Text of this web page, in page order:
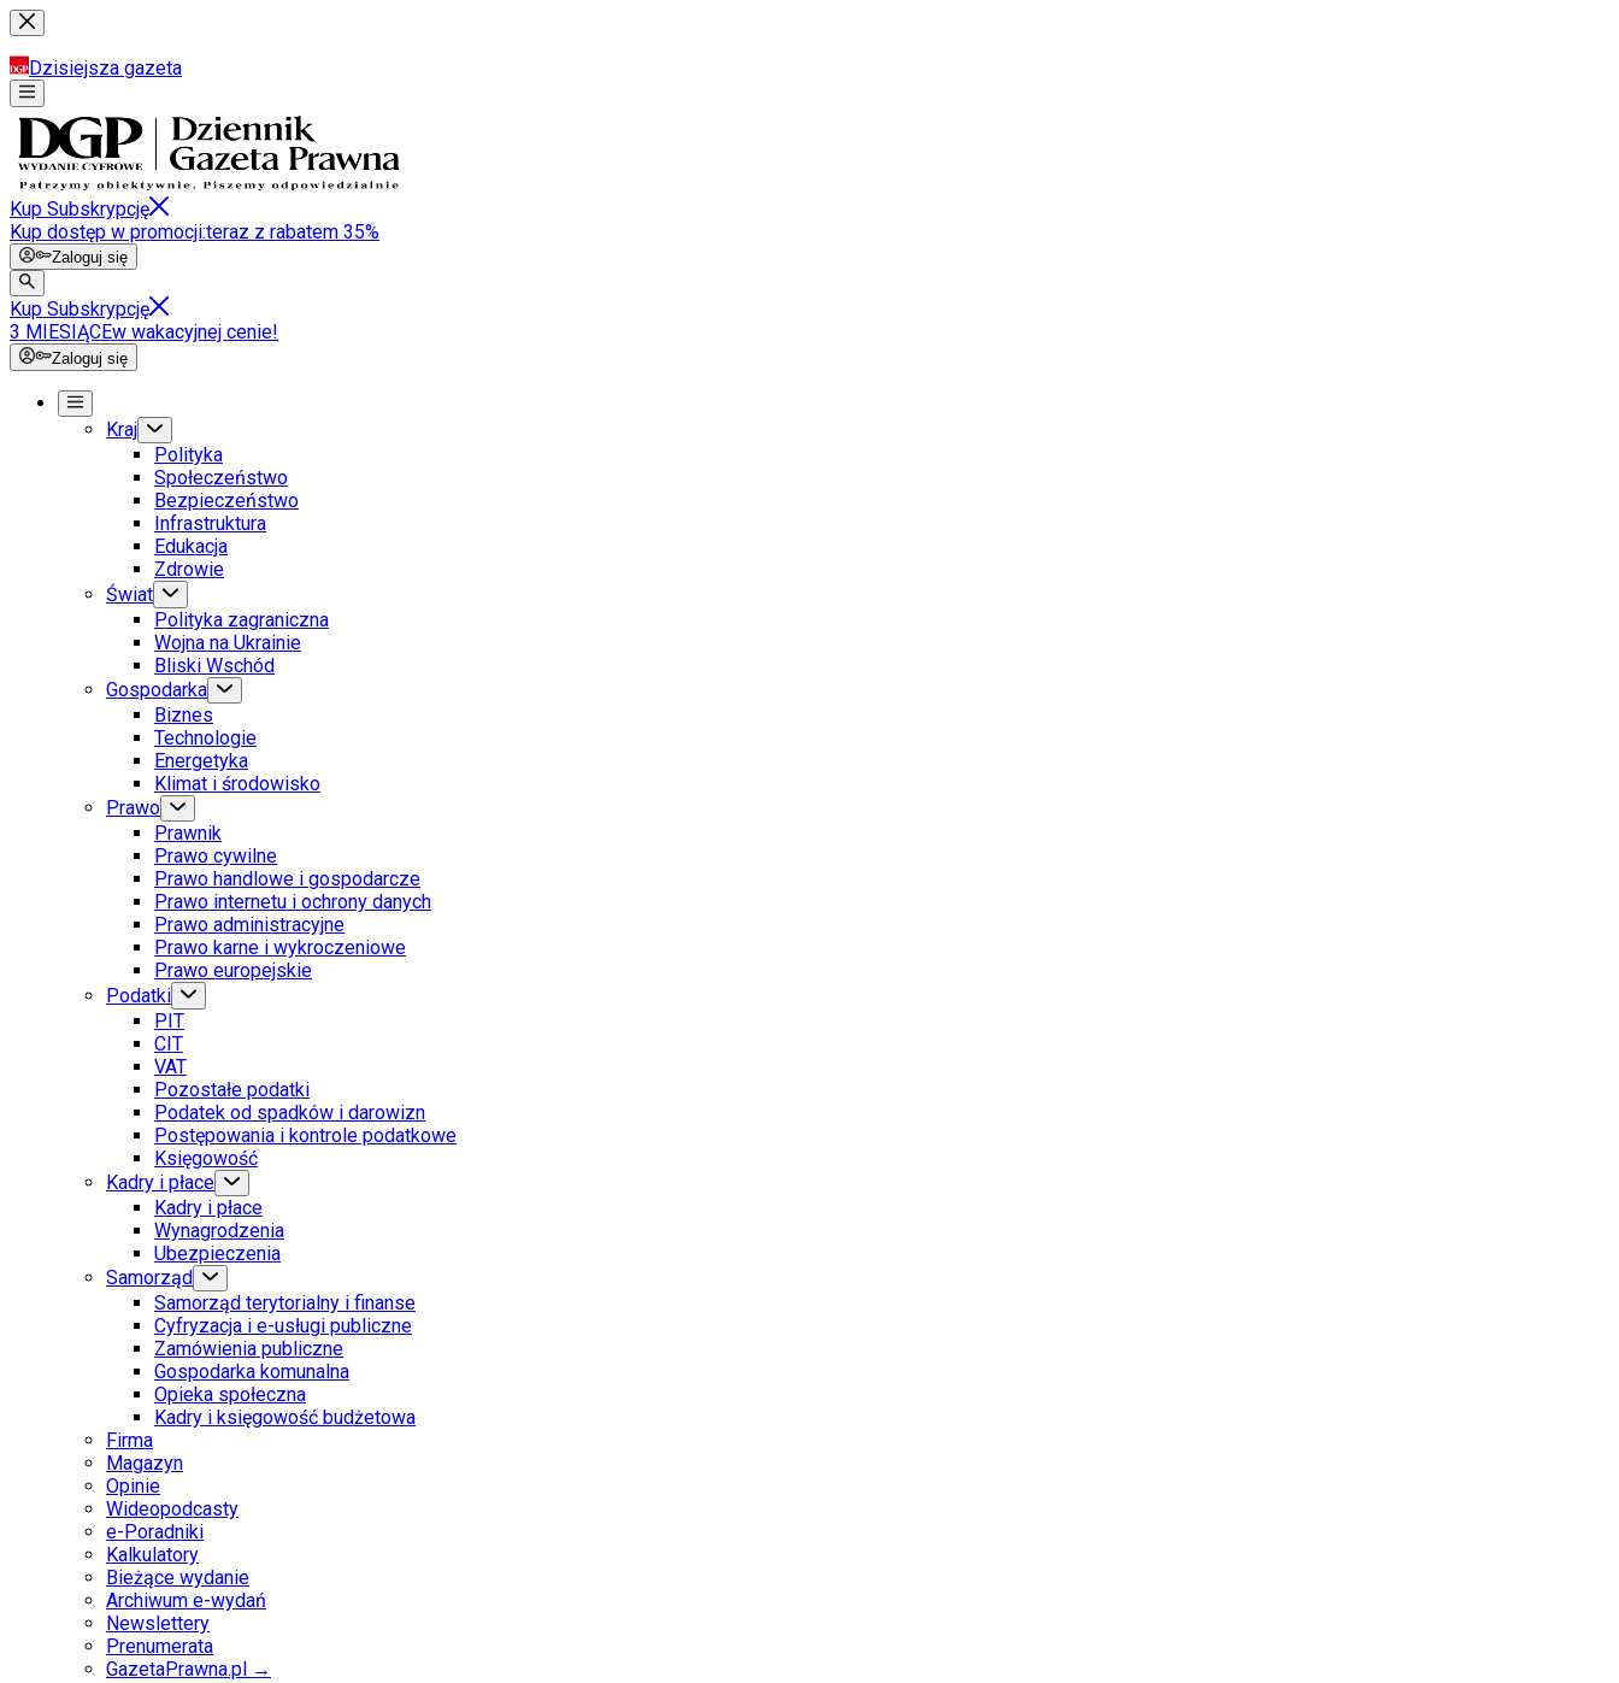
Dzisiejsza gazeta
Kup Subskrypcję
Kup dostęp w promocji:teraz z rabatem 35%
Zaloguj się
Kup Subskrypcję
3 MIESIĄCEw wakacyjnej cenie!
Zaloguj się
Kraj
Polityka
Społeczeństwo
Bezpieczeństwo
Infrastruktura
Edukacja
Zdrowie
Świat
Polityka zagraniczna
Wojna na Ukrainie
Bliski Wschód
Gospodarka
Biznes
Technologie
Energetyka
Klimat i środowisko
Prawo
Prawnik
Prawo cywilne
Prawo handlowe i gospodarcze
Prawo internetu i ochrony danych
Prawo administracyjne
Prawo karne i wykroczeniowe
Prawo europejskie
Podatki
PIT
CIT
VAT
Pozostałe podatki
Podatek od spadków i darowizn
Postępowania i kontrole podatkowe
Księgowość
Kadry i płace
Kadry i płace
Wynagrodzenia
Ubezpieczenia
Samorząd
Samorząd terytorialny i finanse
Cyfryzacja i e-usługi publiczne
Zamówienia publiczne
Gospodarka komunalna
Opieka społeczna
Kadry i księgowość budżetowa
Firma
Magazyn
Opinie
Wideopodcasty
e-Poradniki
Kalkulatory
Bieżące wydanie
Archiwum e-wydań
Newslettery
Prenumerata
GazetaPrawna.pl →